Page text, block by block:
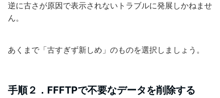
逆に古さが原因で表示されないトラブルに発展しかねませ
ん。
あくまで「古すぎず新しめ」のものを選択しましょう。
手順２．FFFTPで不要なデータを削除する